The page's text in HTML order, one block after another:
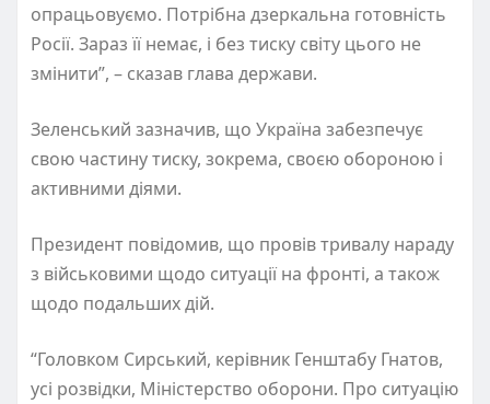
опрацьовуємо. Потрібна дзеркальна готовність
Росії. Зараз її немає, і без тиску світу цього не
змінити”, – сказав глава держави.
Зеленський зазначив, що Україна забезпечує
свою частину тиску, зокрема, своєю обороною і
активними діями.
Президент повідомив, що провів тривалу нараду
з військовими щодо ситуації на фронті, а також
щодо подальших дій.
“Головком Сирський, керівник Генштабу Гнатов,
усі розвідки, Міністерство оборони. Про ситуацію